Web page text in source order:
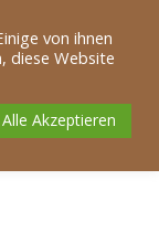
von ihnen
diese Website
Alle Akzeptieren